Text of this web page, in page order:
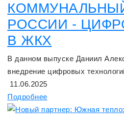
РОССИИ -
В ЖКХ
В данном выпуске Даниил
внедрение цифровых
11.06.2025
Подробнее